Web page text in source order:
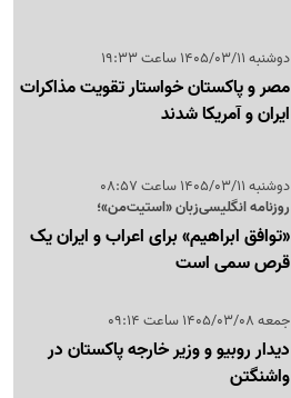
دوشنبه 1405/03/11 ساعت 19:33
مصر و پاکستان خواستار تقویت مذاکرات
ایران و آمریکا شدند
دوشنبه 1405/03/11 ساعت 08:57
روزنامه انگلیسی‌زبان «استیت‌من»؛
«توافق ابراهیم» برای اعراب و ایران یک
قرص سمی است
جمعه 1405/03/08 ساعت 09:14
دیدار روبیو و وزیر خارجه پاکستان در
واشنگتن